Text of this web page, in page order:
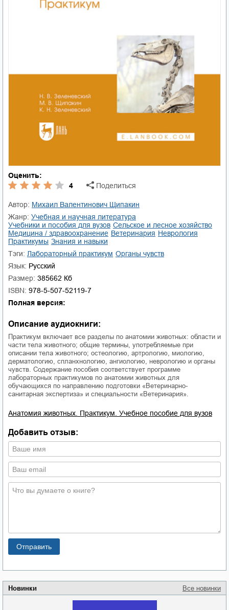
Новинки Все новинки
Оценить:
4
Поделиться
Автор:
Михаил Валентинович Щипакин
Жанр:
учебная и научная литература
учебники и пособия для вузов
сельское и лесное хозяйство
медицина / здравоохранение
ветеринария
неврология
практикумы
знания и навыки
Тэги:
лабораторный практикум
органы чувств
Язык: Русский
Размер: 385662 Кб
ISBN: 978-5-507-52119-7
Полная версия:
Описание аудиокниги:
Практикум включает все разделы по анатомии животных: области и
части тела животного; общие термины, употребляемые при
описании тела животного; остеологию, артрологию, миологию,
дерматологию, спланхнологию, ангиологию, неврологию и органы
чувств. Содержание пособия соответствует программе
лабораторных практикумов по анатомии животных для
обучающихся по направлению подготовки «Ветеринарно-
санитарная экспертиза» и специальности «Ветеринария».
Анатомия животных. Практикум. Учебное пособие для вузов
Добавить отзыв: